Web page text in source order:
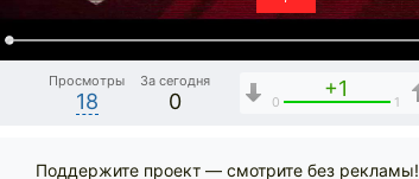
Просмотры
18
За сегодня
0
+1
0 1
Поддержите проект — смотрите без рекламы!